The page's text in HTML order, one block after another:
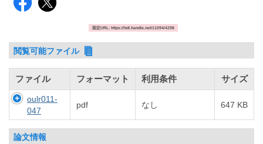
固定URL: https://hdl.handle.net/11094/4298
閲覧可能ファイル
ファイル フォーマット 利用条件 サイズ
oulr011-
047
pdf なし 647 KB
論文情報